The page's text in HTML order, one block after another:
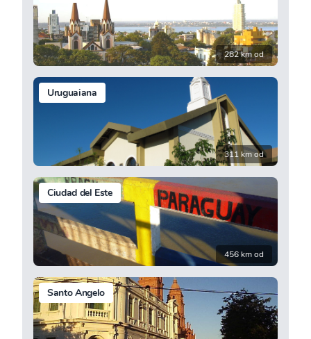
282 km od
Uruguaiana
311 km od
Ciudad del Este
456 km od
Santo Angelo